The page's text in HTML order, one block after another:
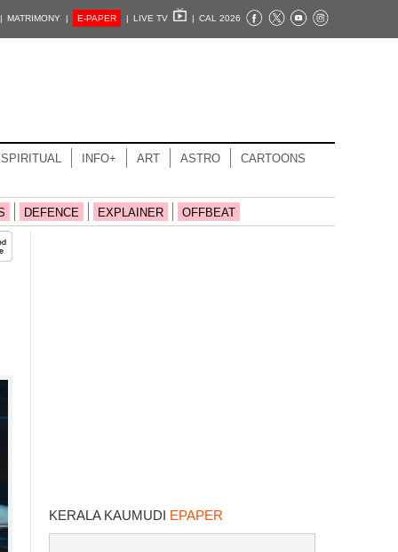
| MATRIMONY | E-PAPER | LIVE TV | CAL 2026
SPIRITUAL INFO+ ART ASTRO CARTOONS
DEFENCE EXPLAINER OFFBEAT
KERALA KAUMUDI EPAPER